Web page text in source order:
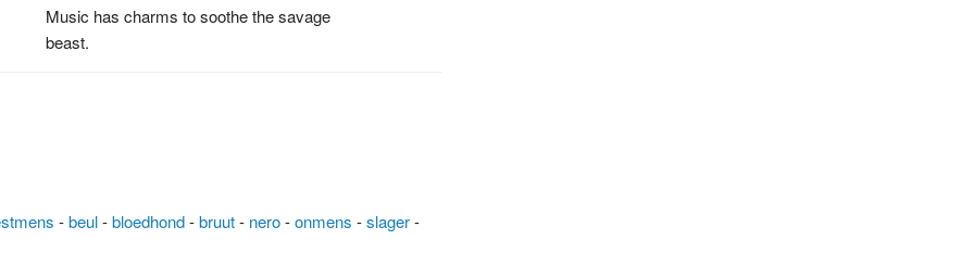
Music has charms to soothe the savage
beast.
-beul-bloedhond-bruut- nero-onmens -slager-